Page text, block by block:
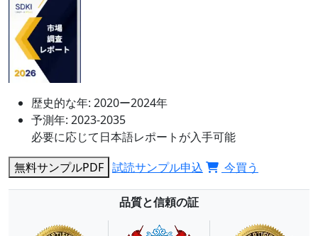
歴史的な年: 2020ー2024年
予測年: 2023-2035
必要に応じて日本語レポートが入手可能
無料サンプルPDF 試読サンプル申込 今買う
品質と信頼の証